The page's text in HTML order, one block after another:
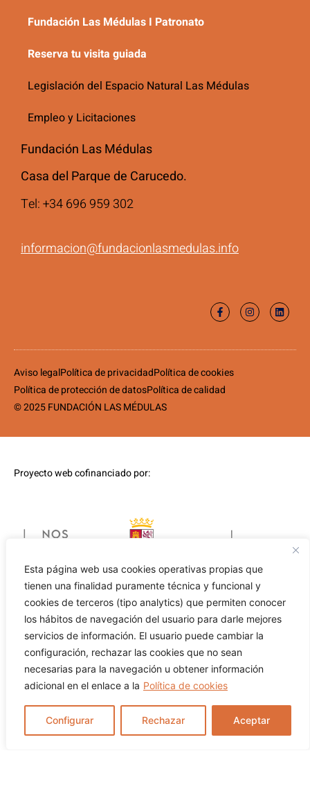
Esta página web usa cookies operativas propias que
tienen una finalidad puramente técnica y funcional y
cookies de terceros (tipo analytics) que permiten conocer
los hábitos de navegación del usuario para darle mejores
servicios de información. El usuario puede cambiar la
configuración, rechazar las cookies que no sean
necesarias para la navegación u obtener información
adicional en el enlace a la Política de cookies
Configurar Rechazar Aceptar
Fundación Las Médulas I Patronato
Reserva tu visita guiada
Legislación del Espacio Natural Las Médulas
Empleo y Licitaciones
Fundación Las Médulas
Casa del Parque de Carucedo.
Tel: +34 696 959 302
informacion@fundacionlasmedulas.info
Aviso legalPolítica de privacidadPolítica de cookies
Política de protección de datosPolítica de calidad
© 2025 FUNDACIÓN LAS MÉDULAS
Proyecto web cofinanciado por:
Colaboradores de Fundación Las Médulas: